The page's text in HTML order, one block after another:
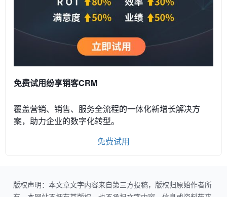
免费试用纷享销客CRM
覆盖营销、销售、服务全流程的一体化新增长解决方
案，助力企业的数字化转型。
免费试用
版权声明：本文章文字内容来自第三方投稿，版权归原始作者所